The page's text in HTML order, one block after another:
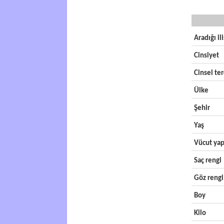
Aradığı
Cinsiyet
Cinsel
Ülke
Şehir
Yaş
Vücut
Saç rengi
Göz rengi
Boy
Kilo